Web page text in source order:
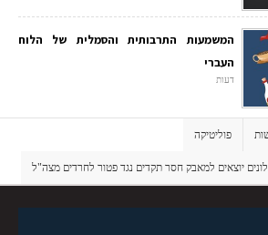
המשמעות התרבותית והסמלית של הלוח
העברי
דעות
פוליטיקה
יוצאים למאבק חסר תקדים נגד פטור לחרדים מצה"ל